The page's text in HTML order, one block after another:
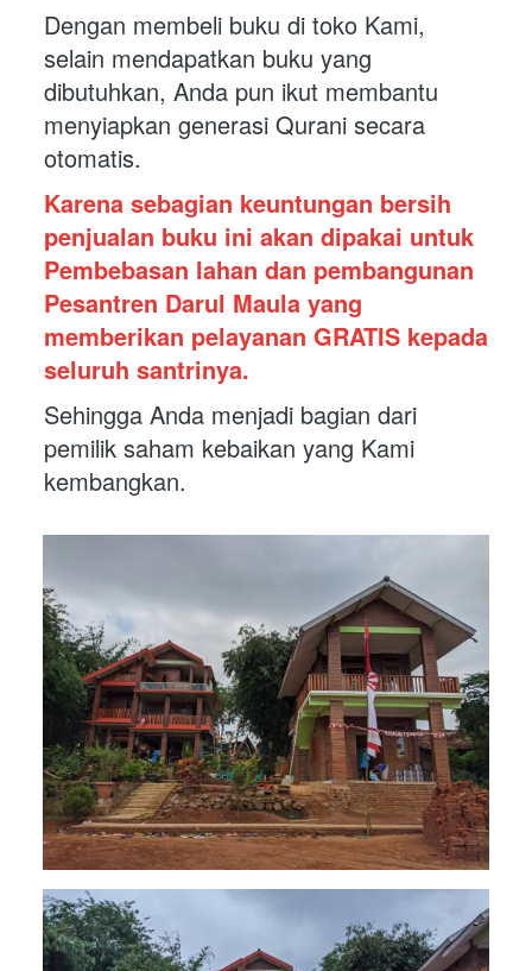
Dengan membeli buku di toko Kami,
selain mendapatkan buku yang
dibutuhkan, Anda pun ikut membantu
menyiapkan generasi Qurani secara
otomatis.
Karena sebagian keuntungan bersih
penjualan buku ini akan dipakai untuk
Pembebasan lahan dan pembangunan
Pesantren Darul Maula yang
memberikan pelayanan GRATIS kepada
seluruh santrinya.
Sehingga Anda menjadi bagian dari
pemilik saham kebaikan yang Kami
kembangkan.